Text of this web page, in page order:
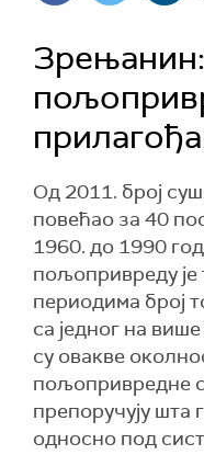
Од 2011. број
повећао за 40
1960. до 1990
пољопривреду је
периодима број
са једног на
су овакве
пољопривредне
препоручују шта
односно под